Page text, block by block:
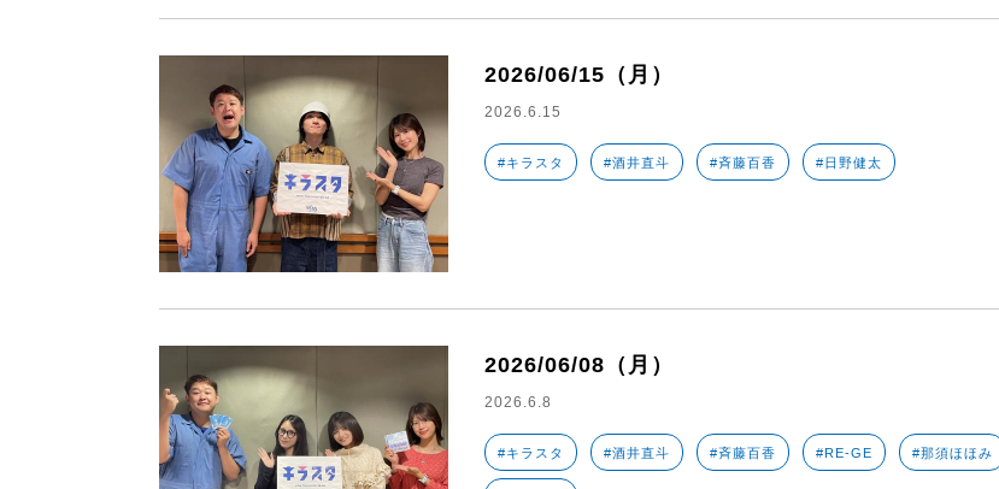
2026/06/15（月）
2026.6.15
#キラスタ #酒井直斗 #斉藤百香 #日野健太
2026/06/08（月）
2026.6.8
#キラスタ #酒井直斗 #斉藤百香 #RE-GE #那須ほほみ